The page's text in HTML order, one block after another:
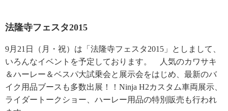
法隆寺フェスタ2015
9月21日（月・祝）は「法隆寺フェスタ2015」としまして、
いろんなイベントを予定しております。 人気のカワサキ
＆ハーレー＆ベスパ大試乗会と展示会をはじめ、最新のバ
イク用品ブースも多数出展！！Ninja H2カスタム車両展示、
ライダートークショー、ハーレー用品の特別販売も行われ